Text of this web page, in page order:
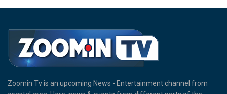
Zoomin Tv is an upcoming News - Entertainment channel from